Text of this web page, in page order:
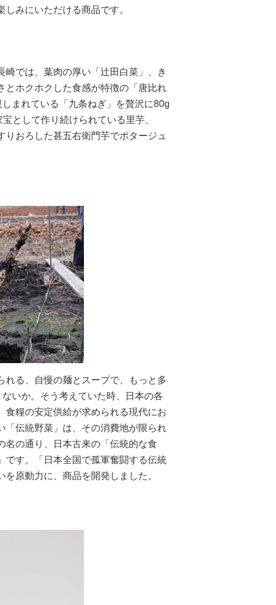
みにいただける商品です。
崎では、葉肉の厚い「辻田白菜」、き
とホクホクした食感が特徴の「唐比れ
まれている「九条ねぎ」を贅沢に80g
として作り続けられている里芋、
りおろした甚五右衛門芋でポタージュ
れる、自慢の麺とスープで、もっと多
いか。そう考えていた時、日本の各
食糧の安定供給が求められる現代にお
「伝統野菜」は、その消費地が限られ
名の通り、日本古来の「伝統的な食
です。「日本全国で孤軍奮闘する伝統
原動力に、商品を開発しました。